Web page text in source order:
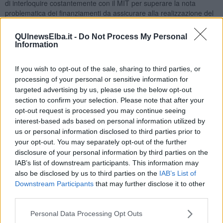
QUInewsElba.it - Do Not Process My Personal
Information
If you wish to opt-out of the sale, sharing to third parties, or
processing of your personal or sensitive information for
targeted advertising by us, please use the below opt-out
section to confirm your selection. Please note that after your
opt-out request is processed you may continue seeing
interest-based ads based on personal information utilized by
us or personal information disclosed to third parties prior to
your opt-out. You may separately opt-out of the further
disclosure of your personal information by third parties on the
IAB’s list of downstream participants. This information may
also be disclosed by us to third parties on the IAB’s List of
Downstream Participants that may further disclose it to other
Personal Data Processing Opt Outs
di interloquire costantemente con il MIT per superare la nota
problematica dei finanziamenti da assicurare alla realizzazione del
viene definito come obiettivo prioritario quello di consolidare
ulteriormente l'offerta insediativadell'Interporto Vespucci
Rimanendo in tema di intermodalità, Guerrieri ha ricordato che
l'ente portuale provvederà infine a coinvolgere il cluster portuale e
l’Organismo della Risorsa Mare per i necessari approfondimenti sul
Piano del Ferro sia a Livorno che a Piombino. Di corrispondente
valenza, ed interesse, analoghe iniziative per i progetti relativi alla
prevista viabilità di cintura del porto di Livorno e quelli relativi al II
lotto della SS398.
Altra colonna portante del POT, la cosiddetta Twin Transition, la
doppia transizione,quella digitale ed energetica.
definiscano le azioni attraverso le quali l'AdSP MTS punta ad
implementare, attraverso le proprie piattaforme digitali (MONICA, Il